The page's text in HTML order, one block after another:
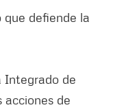
que defiende la
Integrado de
acciones de